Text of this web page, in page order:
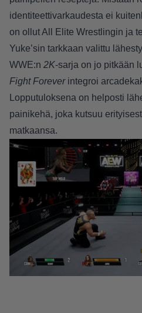
identiteettivarkaudesta ei
on ollut All Elite Wrestlingin ja
Yuke’sin tarkkaan valittu
WWE:n 2K-sarja on jo pitkään
Fight Foreverintegroi
Lopputuloksena on helposti
painikehä, joka kutsuu
matkaansa.